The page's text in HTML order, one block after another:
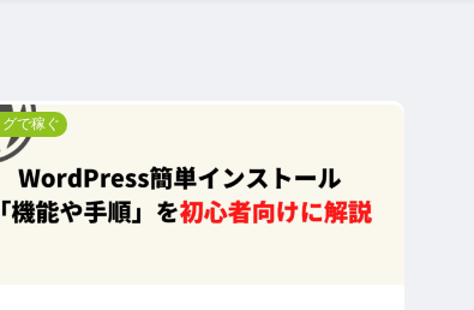
で稼ぐ